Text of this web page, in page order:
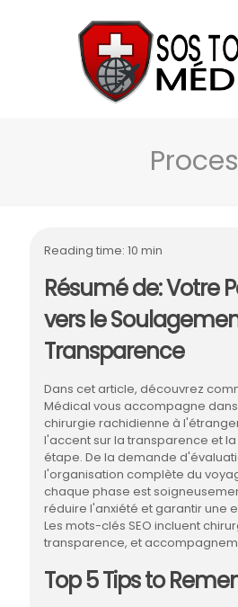
Reading time: 10 min
Résumé de: Votre
vers le
Transparence
Dans cet article, découvrez
Médical vous accompagne
chirurgie rachidienne à
l'accent sur la transparence et
étape. De la demande
l'organisation complète du
chaque phase est
réduire l'anxiété et garantir une
Les mots-clés SEO incluent
transparence, et
Top 5 Tips to